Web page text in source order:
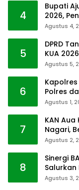
4
Bupati
2026,
Agustus 4,
5
DPRD
KUA
Agustus 5,
6
Kapolres
Polres
Agustus 1,
7
KAN
Nagari,
Agustus 2,
8
Sinergi
Agustus 3,